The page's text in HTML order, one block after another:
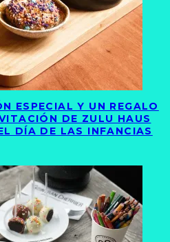
ESPECIAL Y UN REGALO
DE ZULU HAUS
DÍA DE LAS INFANCIAS